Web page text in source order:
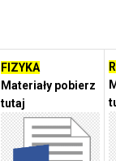
FIZYKA
Materiały pobierz
tutaj